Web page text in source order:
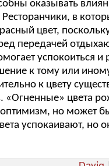
оказывать
в
цвет,
передачей
успокоиться и
к тому или
к цвету
«Огненные» цвета
но может
успокаивают, но